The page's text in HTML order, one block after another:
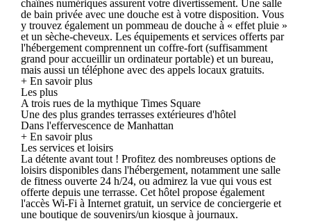
chaînes numériques assurent votre divertissement. Une salle
de bain privée avec une douche est à votre disposition. Vous
y trouvez également un pommeau de douche à « effet pluie »
et un sèche-cheveux. Les équipements et services offerts par
l'hébergement comprennent un coffre-fort (suffisamment
grand pour accueillir un ordinateur portable) et un bureau,
mais aussi un téléphone avec des appels locaux gratuits.
+ En savoir plus
Les plus
A trois rues de la mythique Times Square
Une des plus grandes terrasses extérieures d'hôtel
Dans l'effervescence de Manhattan
+ En savoir plus
Les services et loisirs
La détente avant tout ! Profitez des nombreuses options de
loisirs disponibles dans l'hébergement, notamment une salle
de fitness ouverte 24 h/24, ou admirez la vue qui vous est
offerte depuis une terrasse. Cet hôtel propose également
l'accès Wi-Fi à Internet gratuit, un service de conciergerie et
une boutique de souvenirs/un kiosque à journaux.